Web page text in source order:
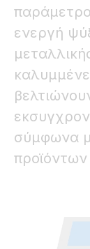
ενεργή
σύμφωνα